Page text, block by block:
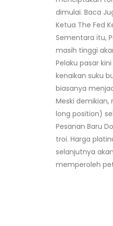
dimulai. Baca
Ketua The Fed
Sementara itu,
masih tinggi
Pelaku pasar
kenaikan suku
biasanya
Meski
long position)
Pesanan Baru
troi. Harga
selanjutnya
memperoleh